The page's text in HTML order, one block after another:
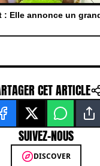
: Elle annonce un
CET ARTICLE
SUIVEZ-NOUS
DISCOVER